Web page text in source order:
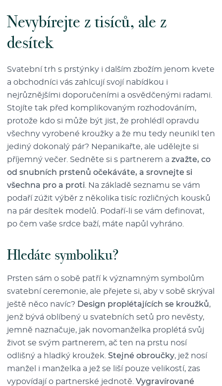
Nevybírejte z tisíců, ale z
desítek
Svatební trh s prstýnky i dalším zbožím jenom kvete
a obchodníci vás zahlcují svojí nabídkou i
nejrůznějšími doporučeními a osvědčenými radami.
Stojíte tak před komplikovaným rozhodováním,
protože kdo si může být jist, že prohlédl opravdu
všechny vyrobené kroužky a že mu tedy neunikl ten
jediný dokonalý pár? Nepanikařte, ale udělejte si
příjemný večer. Sedněte si s partnerem a zvažte, co
od snubních prstenů očekáváte, a srovnejte si
všechna pro a proti . Na základě seznamu se vám
podaří zúžit výběr z několika tisíc rozličných kousků
na pár desítek modelů. Podaří-li se vám definovat,
po čem vaše srdce baží, máte napůl vyhráno.
Hledáte symboliku?
Prsten sám o sobě patří k významným symbolům
svatební ceremonie, ale přejete si, aby v sobě skrýval
ještě něco navíc? Design proplétajících se kroužků,
jenž bývá oblíbený u svatebních setů pro nevěsty,
jemně naznačuje, jak novomanželka proplétá svůj
život se svým partnerem, ač ten na prstu nosí
odlišný a hladký kroužek. Stejné obroučky, jež nosí
manžel i manželka a jež se liší pouze velikostí, zas
vypovídají o partnerské jednotě. Vygravírované